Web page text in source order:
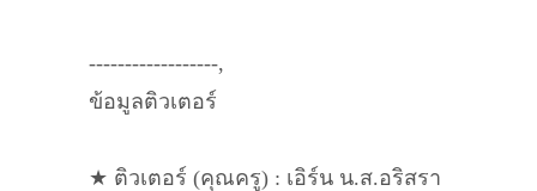
------------------,
ข้อมูลติวเตอร์
★ ติวเตอร์ (คุณครู) : เอิร์น น.ส.อริสรา